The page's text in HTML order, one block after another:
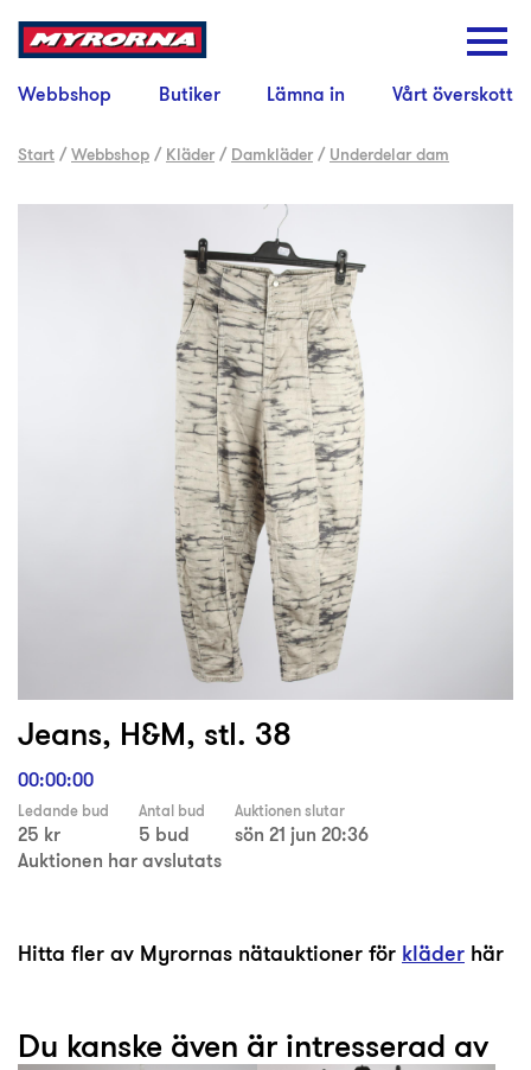
Webbshop Butiker Lämna in Vårt överskott
Start /Webbshop / Kläder / Damkläder / Underdelar dam
Jeans, H&M, stl. 38
00:00:00
Ledande bud
25 kr
Antal bud
5 bud
Auktionen slutar
sön 21 jun 20:36
Auktionen har avslutats
Hitta fler av Myrornas nätauktioner för kläder här
Du kanske även är intresserad av